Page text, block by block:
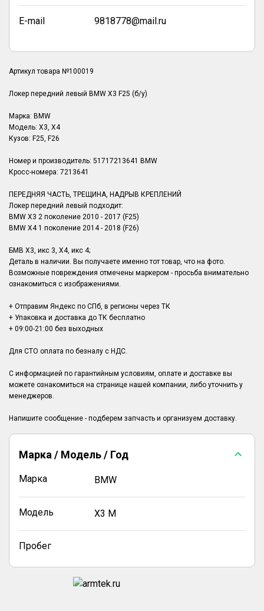
E-mail 9818778@mail.ru
Артикул товара №100019
Локер передний левый BMW X3 F25 (б/у)
Марка: BMW
Модель: X3, X4
Кузов: F25, F26
Номер и производитель: 51717213641 BMW
Кросс-номера: 7213641
ПЕРЕДНЯЯ ЧАСТЬ, ТРЕЩИНА, НАДРЫВ КРЕПЛЕНИЙ
Локер передний левый подходит:
BMW X3 2 поколение 2010 - 2017 (F25)
BMW X4 1 поколение 2014 - 2018 (F26)
БМВ Х3, икс 3, Х4, икс 4;
Деталь в наличии. Вы получаете именно тот товар, что на фото.
Возможные повреждения отмечены маркером - просьба внимательно
ознакомиться с изображениями.
+ Отправим Яндекс по СПб, в регионы через ТК
+ Упаковка и доставка до ТК бесплатно
+ 09:00-21:00 без выходных
Для СТО оплата по безналу с НДС.
С информацией по гарантийным условиям, оплате и доставке вы
можете ознакомиться на странице нашей компании, либо уточнить у
менеджеров.
Марка / Модель / Год
Марка BMW
Модель X3 M
Пробег